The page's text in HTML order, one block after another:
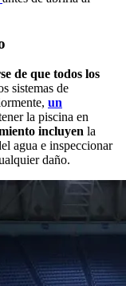
de que todos los
sistemas de
un
la piscina en
incluyen la
agua e inspeccionar
daño.